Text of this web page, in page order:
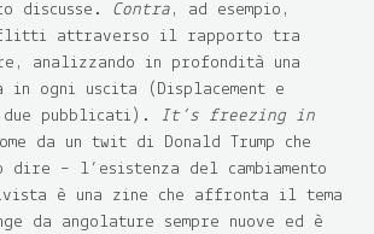
discusse. Contra , ad esempio,
attraverso il rapporto tra
analizzando in profondità una
in ogni uscita (Displacement e
pubblicati). It’s freezing in
da un twit di Donald Trump che
dire – l’esistenza del cambiamento
è una zine che affronta il tema
da angolature sempre nuove ed è